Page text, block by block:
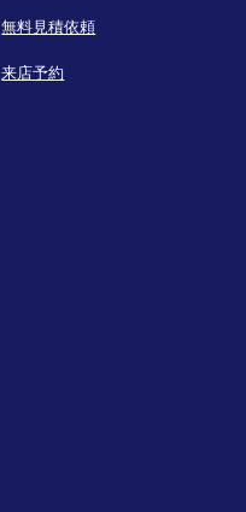
無料見積依頼
来店予約